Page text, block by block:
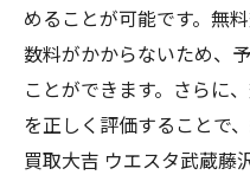
めることが可能です。無
数料がかからないため、
ことができます。さらに
を正しく評価することで
買取大吉 ウエスタ武蔵藤